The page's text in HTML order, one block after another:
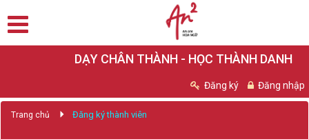
DẠY CHÂN THÀNH - HỌC THÀNH DANH
Đăng ký Đăng nhập
Trang chủ Đăng ký thành viên